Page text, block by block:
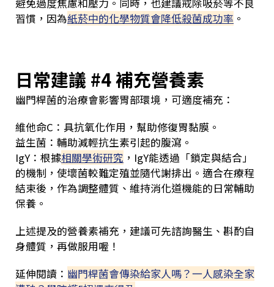
避免過度焦慮和壓力。同時，也建議戒除吸菸等不良
習慣，因為紙菸中的化學物質會降低殺菌成功率 。
日常建議 #4 補充營養素
幽門桿菌的治療會影響胃部環境，可適度補充：
維他命C：具抗氧化作用，幫助修復胃黏膜。
益生菌：輔助減輕抗生素引起的腹瀉。
IgY：根據相關學術研究 ，IgY能透過「鎖定與結合」
的機制，使壞菌較難定殖並隨代謝排出。適合在療程
結束後，作為調整體質、維持消化道機能的日常輔助
保養。
上述提及的營養素補充，建議可先諮詢醫生、斟酌自
身體質，再做服用喔！
延伸閱讀： 幽門桿菌會傳染給家人嗎？一人感染全家